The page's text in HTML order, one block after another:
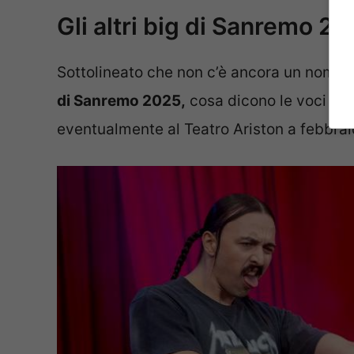
Gli altri big di Sanremo
Sottolineato che non c’è ancora un nome
di Sanremo 2025, cosa dicono le voci in
eventualmente al Teatro Ariston a